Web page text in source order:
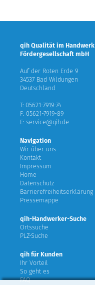
qih Qualität im Handwerk
Fördergesellschaft mbH
Auf der Roten Erde 9
34537 Bad Wildungen
Deutschland
T: 05621-7919-74
F: 05621-7919-89
E: service@qih.de
Navigation
Wir über uns
Kontakt
Impressum
Home
Datenschutz
Barrierefreiheitserklärung
Pressemappe
qih-Handwerker-Suche
Ortssuche
PLZ-Suche
qih für Kunden
Ihr Vorteil
So geht es
FAQ